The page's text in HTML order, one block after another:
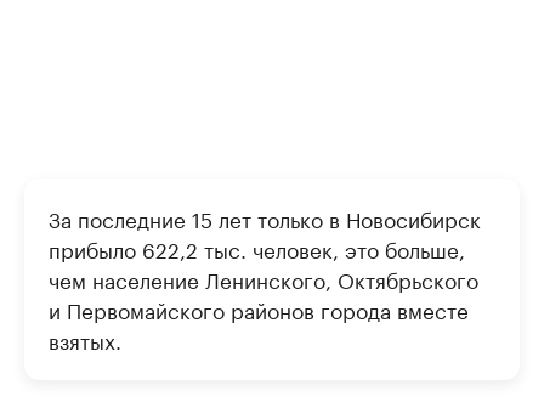
За последние 15 лет только в Новосибирск
прибыло 622,2 тыс. человек, это больше,
чем население Ленинского, Октябрьского
и Первомайского районов города вместе
взятых.